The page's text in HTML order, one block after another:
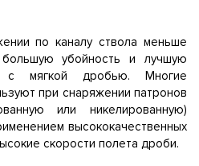
по каналу ствола меньше
убойность и лучшую
мягкой дробью. Многие
при снаряжении патронов
или никелированную)
высококачественных
скорости полета дроби.